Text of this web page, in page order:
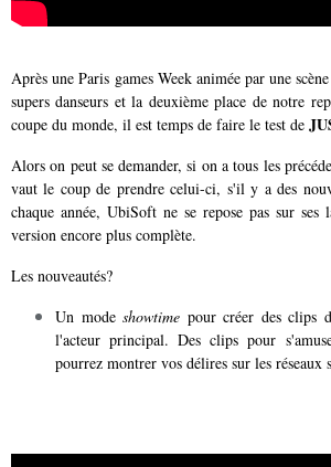
Après une Paris games Week animée par une
supers danseurs et la deuxième place de notre
coupe du monde, il est temps de faire le test de
Alors on peut se demander, si on a tous les
vaut le coup de prendre celui-ci, s'il y a des
chaque année, UbiSoft ne se repose pas sur
version encore plus complète.
Les nouveautés?
Un modeshowtime pour créer des clips
l'acteur principal. Des clips pour
pourrez montrer vos délires sur les réseaux